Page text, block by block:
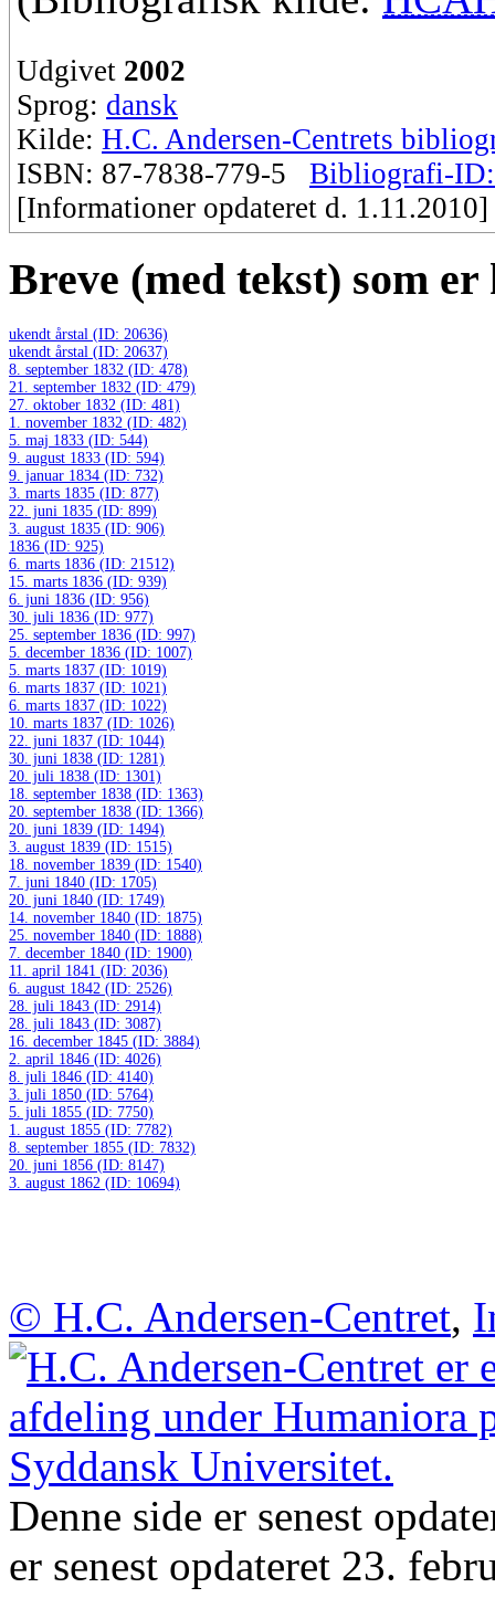
Udgivet 2002
Sprog: dansk
Kilde: H.C. Andersen-Centrets
ISBN: 87-7838-779-5 Bibliografi-
[Informationer opdateret d. 1.11.2010]
Breve (med tekst) som
ukendt årstal (ID: 20636)
ukendt årstal (ID: 20637)
8. september 1832 (ID: 478)
21. september 1832 (ID: 479)
27. oktober 1832 (ID: 481)
1. november 1832 (ID: 482)
5. maj 1833 (ID: 544)
9. august 1833 (ID: 594)
9. januar 1834 (ID: 732)
3. marts 1835 (ID: 877)
22. juni 1835 (ID: 899)
3. august 1835 (ID: 906)
1836 (ID: 925)
6. marts 1836 (ID: 21512)
15. marts 1836 (ID: 939)
6. juni 1836 (ID: 956)
30. juli 1836 (ID: 977)
25. september 1836 (ID: 997)
5. december 1836 (ID: 1007)
5. marts 1837 (ID: 1019)
6. marts 1837 (ID: 1021)
6. marts 1837 (ID: 1022)
10. marts 1837 (ID: 1026)
22. juni 1837 (ID: 1044)
30. juni 1838 (ID: 1281)
20. juli 1838 (ID: 1301)
18. september 1838 (ID: 1363)
20. september 1838 (ID: 1366)
20. juni 1839 (ID: 1494)
3. august 1839 (ID: 1515)
18. november 1839 (ID: 1540)
7. juni 1840 (ID: 1705)
20. juni 1840 (ID: 1749)
14. november 1840 (ID: 1875)
25. november 1840 (ID: 1888)
7. december 1840 (ID: 1900)
11. april 1841 (ID: 2036)
6. august 1842 (ID: 2526)
28. juli 1843 (ID: 2914)
28. juli 1843 (ID: 3087)
16. december 1845 (ID: 3884)
2. april 1846 (ID: 4026)
8. juli 1846 (ID: 4140)
3. juli 1850 (ID: 5764)
5. juli 1855 (ID: 7750)
1. august 1855 (ID: 7782)
8. september 1855 (ID: 7832)
20. juni 1856 (ID: 8147)
3. august 1862 (ID: 10694)
© H.C. Andersen-Centret,
Denne side er senest
er senest opdateret 23.